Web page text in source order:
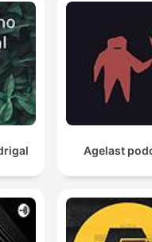
Agelast